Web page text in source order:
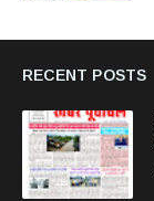
RECENT POSTS